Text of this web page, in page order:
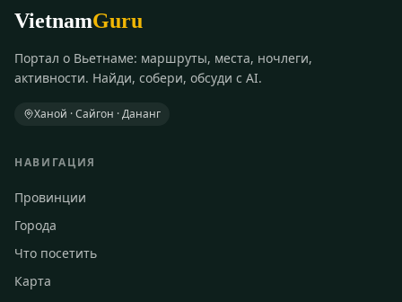
VietnamGuru
Портал о Вьетнаме: маршруты, места, ночлеги,
активности. Найди, собери, обсуди с AI.
Ханой · Сайгон · Дананг
НАВИГАЦИЯ
Провинции
Города
Что посетить
Карта